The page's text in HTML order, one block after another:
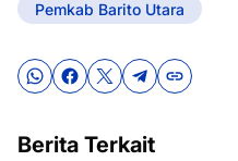
Pemkab Barito Utara
Berita Terkait